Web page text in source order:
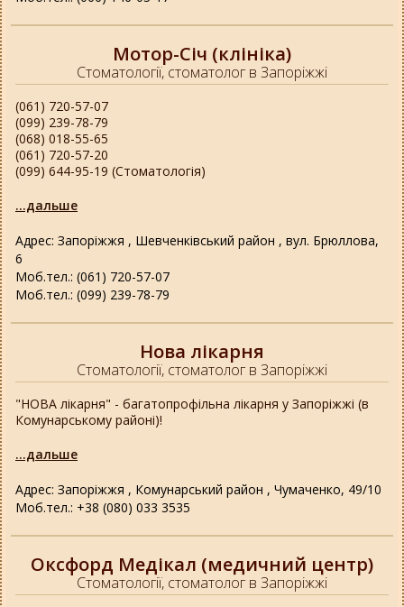
Мотор-Січ (клініка)
Стоматології, стоматолог в Запоріжжі
Адрес: Запоріжжя , Шевченківський район , вул. Брюллова,
6
Моб.тел.: (061) 720-57-07
Моб.тел.: (099) 239-78-79
(061) 720-57-07
(099) 239-78-79
(068) 018-55-65
(061) 720-57-20
(099) 644-95-19 (Стоматологія)
...дальше
Нова лікарня
Стоматології, стоматолог в Запоріжжі
Адрес: Запоріжжя , Комунарський район , Чумаченко, 49/10
Моб.тел.: +38 (080) 033 3535
"НОВА лікарня" - багатопрофільна лікарня у Запоріжжі (в
Комунарському районі)!
...дальше
Оксфорд Медікал (медичний центр)
Стоматології, стоматолог в Запоріжжі